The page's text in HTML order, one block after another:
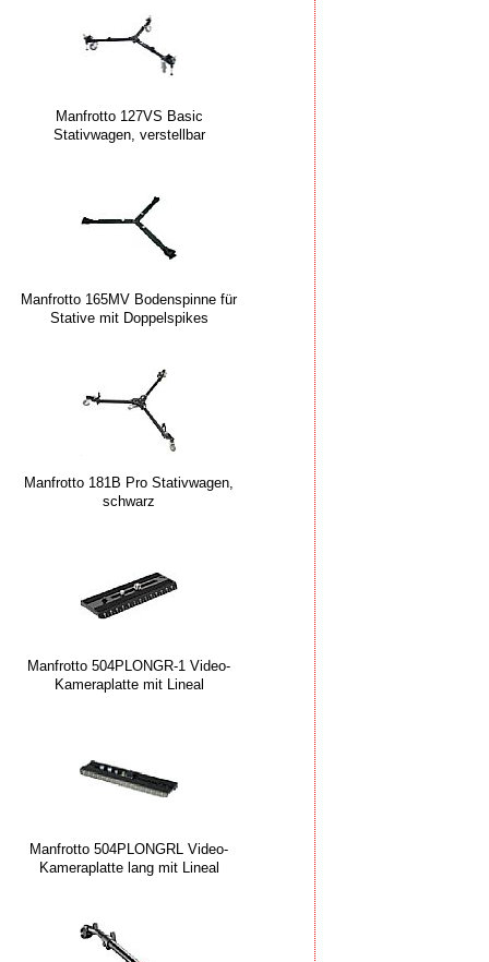
Manfrotto 127VS Basic
Stativwagen, verstellbar
Manfrotto 165MV Bodenspinne für
Stative mit Doppelspikes
Manfrotto 181B Pro Stativwagen,
schwarz
Manfrotto 504PLONGR-1 Video-
Kameraplatte mit Lineal
Manfrotto 504PLONGRL Video-
Kameraplatte lang mit Lineal